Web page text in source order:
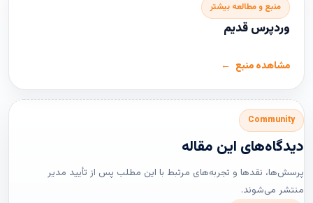
منبع و مطالعه بیشتر
وردپرس قدیم
مشاهده منبع
Community
دیدگاه‌های این مقاله
پرسش‌ها، نقدها و تجربه‌های مرتبط با این مطلب پس از تأیید مدیر
منتشر می‌شوند.